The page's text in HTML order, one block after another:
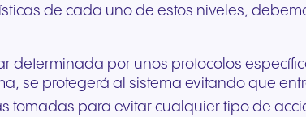
de cada uno de estos niveles,
determinada por unos protocolos
se protegerá al sistema evitando que
tomadas para evitar cualquier tipo de